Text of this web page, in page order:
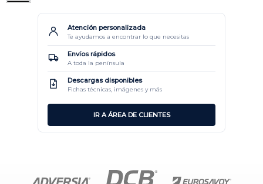
Atención personalizada
Te ayudamos a encontrar lo que necesitas
Envíos rápidos
A toda la península
Descargas disponibles
Fichas técnicas, imágenes y más
IR A ÁREA DE CLIENTES